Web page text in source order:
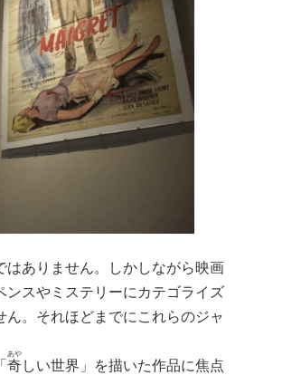
ありません。しかしながら映画
スやミステリーにカテゴライズ
。それほどまでにこれらのジャ
奇
あや
しい世界」を描いた作品に焦点